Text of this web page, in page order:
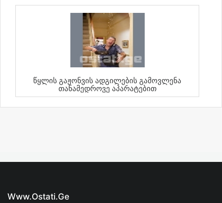
Წყლის Გაჟონვის Ადგილების Გამოვლენა
Თანამედროვე Აპარატებით
Www.ostati.ge